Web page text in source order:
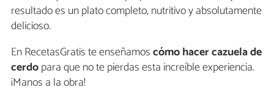
resultado es un plato completo, nutritivo y absolutamente
delicioso.
En RecetasGratis te enseñamoscómo hacer cazuela de
cerdopara que no te pierdas esta increíble experiencia.
¡Manos a la obra!